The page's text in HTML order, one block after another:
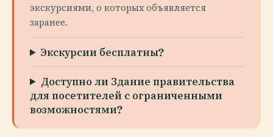
экскурсиями, о которых объявляется
заранее.
Экскурсии бесплатны?
Доступно ли Здание правительства
для посетителей с ограниченными
возможностями?